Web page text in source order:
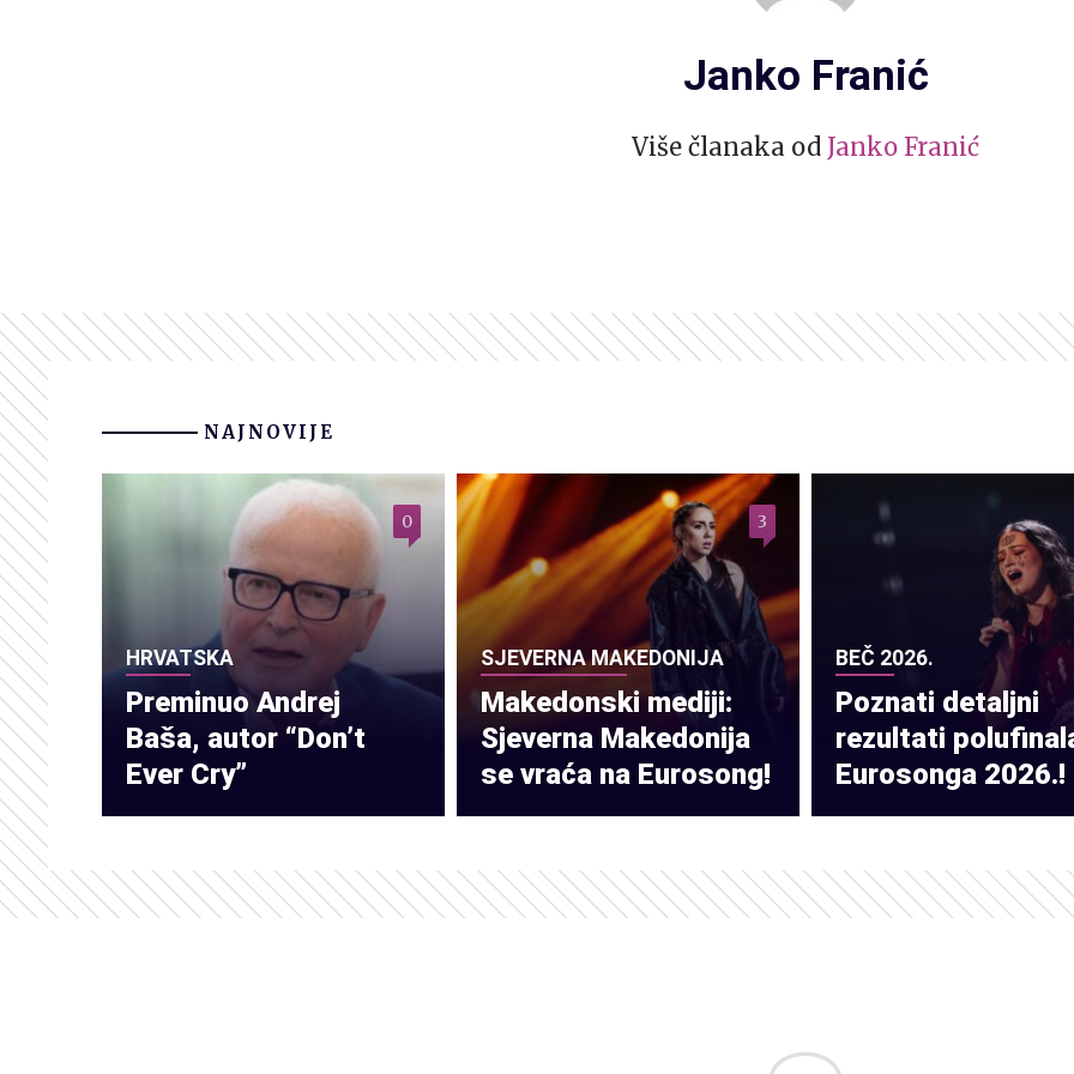
Janko Franić
Više članaka od Janko Franić
NAJNOVIJE
HRVATSKA
Preminuo Andrej
Baša, autor “Don’t
Ever Cry”
0
SJEVERNA MAKEDONIJA
Makedonski mediji:
Sjeverna Makedonija
se vraća na Eurosong!
3
BEČ 2026.
Poznati detaljni
rezultati
Eurosonga 2026.!